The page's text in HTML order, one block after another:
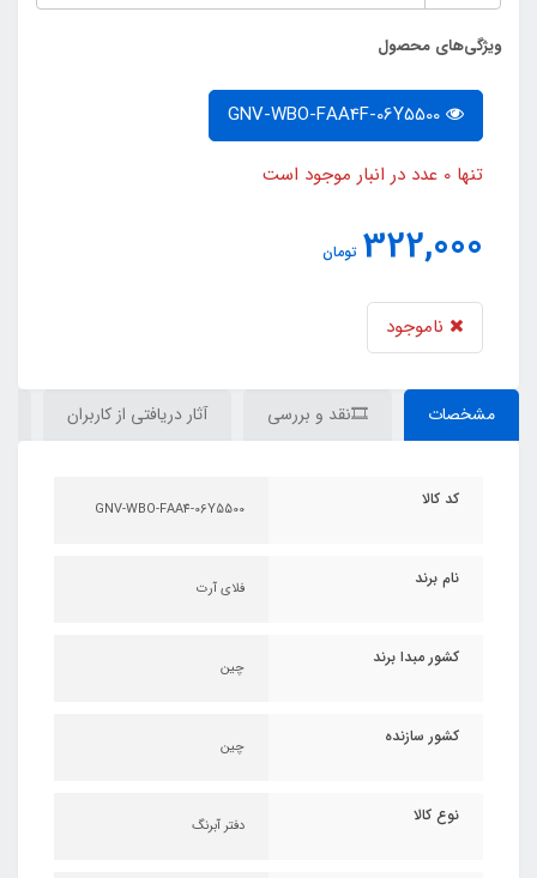
ویژگی‌های محصول
تنها 0 عدد در انبار موجود است
322,000 تومان
ناموجود
مشخصات 🎞نقد و بررسی آثار دریافتی از کاربران
کد کالا GNV-WBO-FAA4-06Y5500
نام برند فلای آرت
کشور مبدا برند چین
کشور سازنده چین
نوع کالا دفتر آبرنگ